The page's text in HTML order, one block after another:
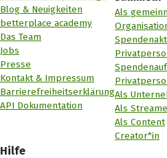
Blog & Neuigkeiten
betterplace academy
Das Team
Jobs
Presse
Kontakt & Impressum
Barrierefreiheitserklärung
API Dokumentation
Als
Als
Als
Als Content
Creator*in
Hilfe